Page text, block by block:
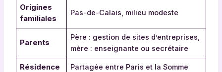
Origines
familiales
Pas-de-Calais, milieu modeste
Parents
Père : gestion de sites d’entreprises,
mère : enseignante ou secrétaire
Résidence Partagée entre Paris et la Somme